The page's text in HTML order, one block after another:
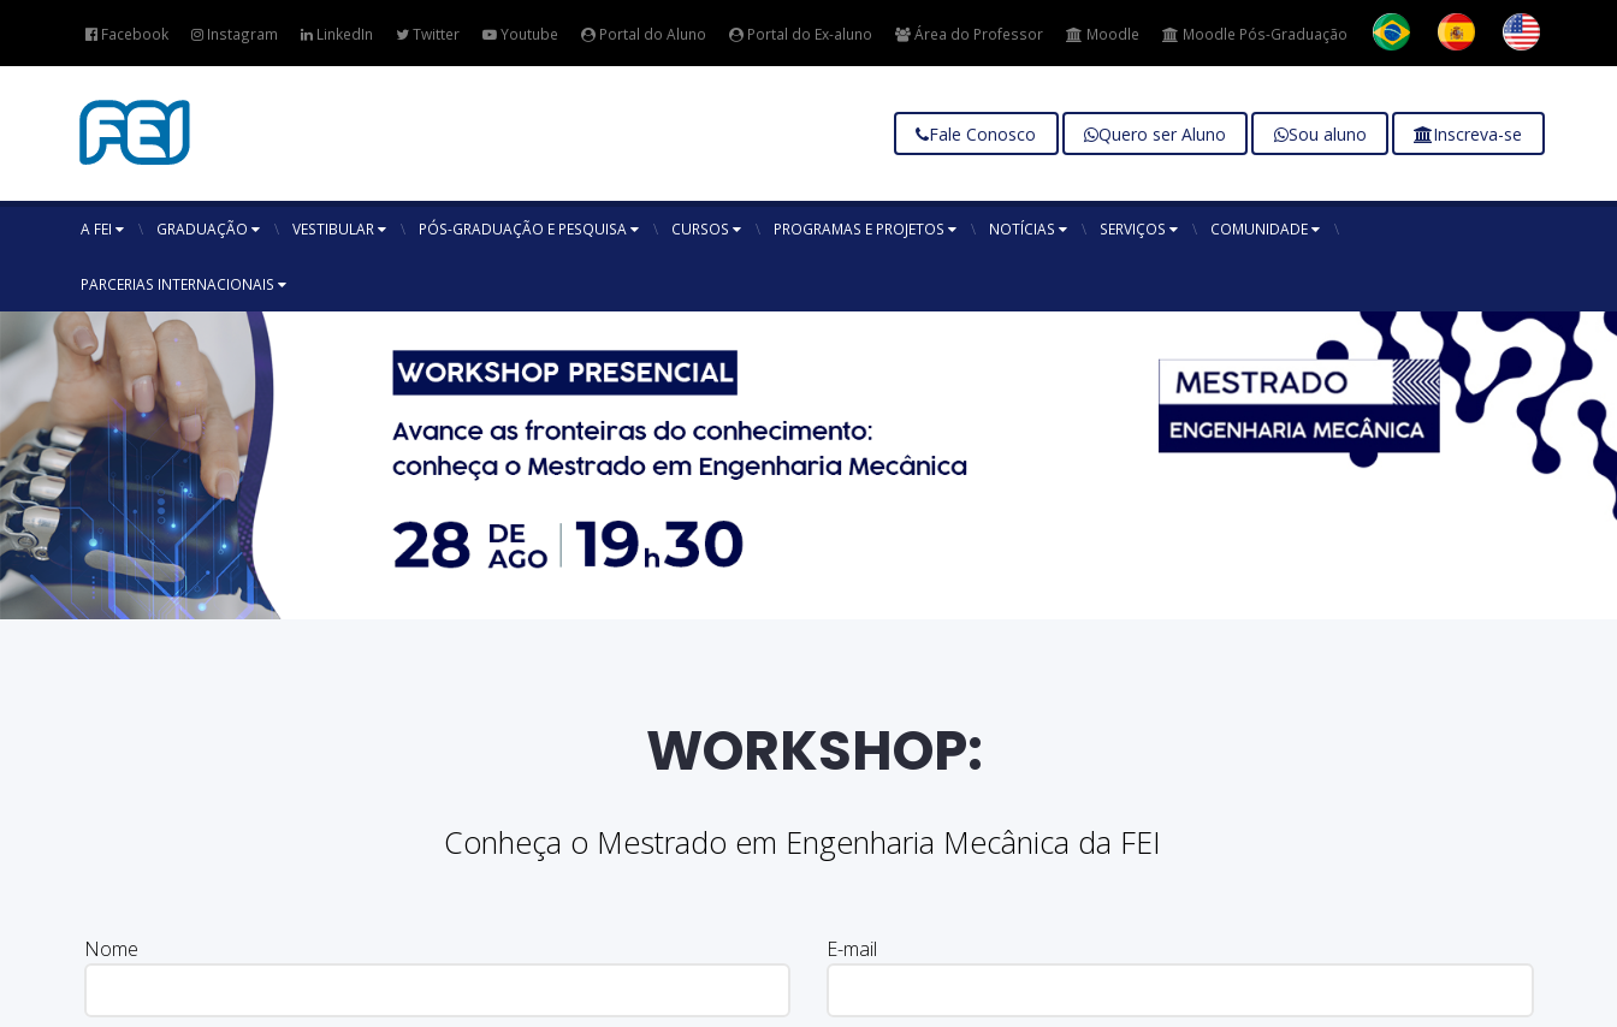
Facebook Instagram LinkedIn Twitter Youtube Portal do Aluno Portal do Ex-aluno Área do Professor Moodle Moodle Pós-Graduação
Fale Conosco Quero ser Aluno Sou aluno Inscreva-se
A FEI GRADUAÇÃO VESTIBULAR PÓS-GRADUAÇÃO E PESQUISA CURSOS PROGRAMAS E PROJETOS NOTÍCIAS SERVIÇOS COMUNIDADE
PARCERIAS INTERNACIONAIS
WORKSHOP:
Conheça o Mestrado em Engenharia Mecânica da FEI
Nome E-mail